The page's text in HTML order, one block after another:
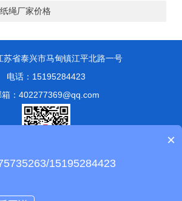
绳厂家价格
苏省泰兴市马甸镇江平北路一号
电话：15195284423
箱：402277369@qq.com
×
15195284423